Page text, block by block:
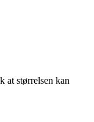
at størrelsen kan